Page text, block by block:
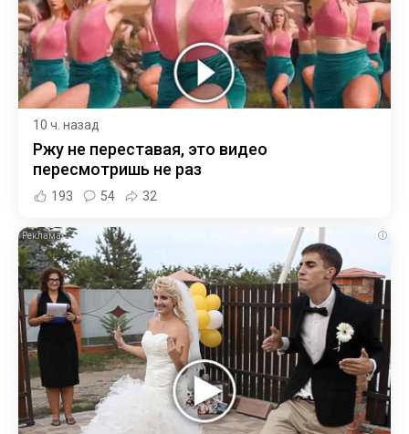
10 ч. назад
Ржу не переставая, это видео
пересмотришь не раз
193 54 32
i